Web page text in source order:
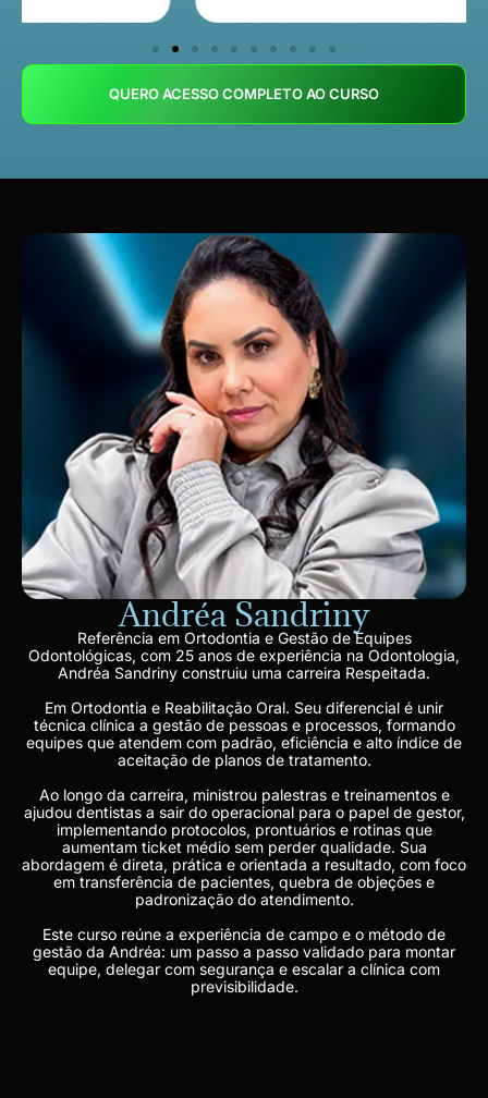
QUERO ACESSO COMPLETO AO CURSO
Andréa Sandriny
Referência em Ortodontia e Gestão de Equipes
Odontológicas, com 25 anos de experiência na Odontologia,
Andréa Sandriny construiu uma carreira Respeitada.
Em Ortodontia e Reabilitação Oral. Seu diferencial é unir
técnica clínica a gestão de pessoas e processos, formando
equipes que atendem com padrão, eficiência e alto índice de
aceitação de planos de tratamento.
Ao longo da carreira, ministrou palestras e treinamentos e
ajudou dentistas a sair do operacional para o papel de gestor,
implementando protocolos, prontuários e rotinas que
aumentam ticket médio sem perder qualidade. Sua
abordagem é direta, prática e orientada a resultado, com foco
em transferência de pacientes, quebra de objeções e
padronização do atendimento.
Este curso reúne a experiência de campo e o método de
gestão da Andréa: um passo a passo validado para montar
equipe, delegar com segurança e escalar a clínica com
previsibilidade.